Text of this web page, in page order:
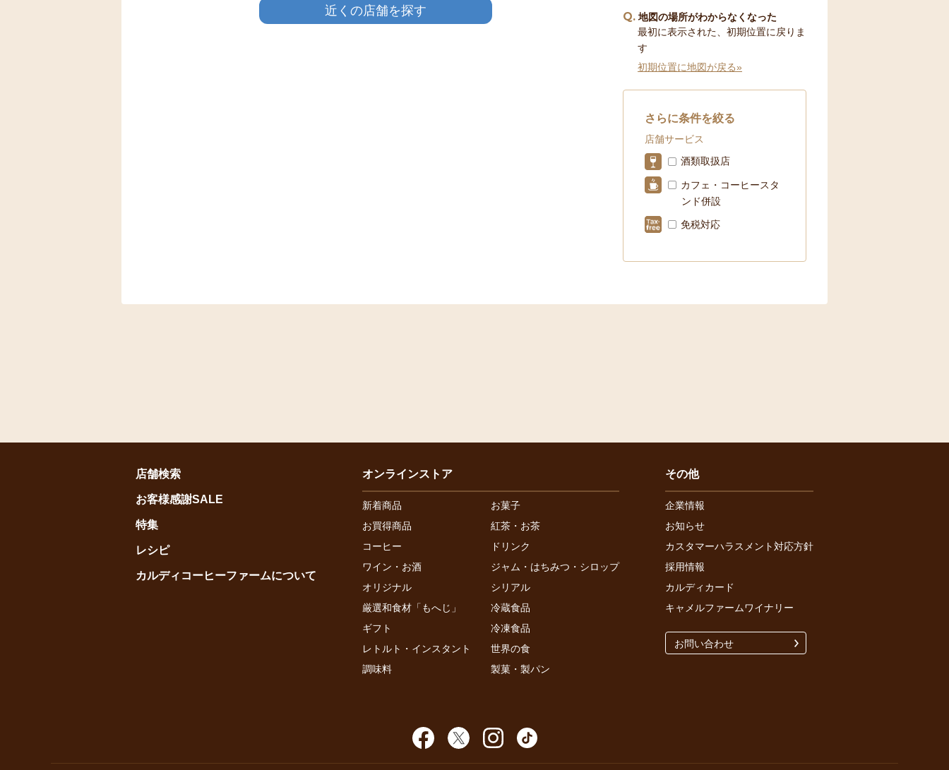
近くの店舗を探す Q 地図の場所がわからなくなった
最初に表示された、初期位置に戻りま
す
初期位置に地図が戻る»
さらに条件を絞る
店舗サービス
酒類取扱店
カフェ・コーヒースタ
ンド併設
免税対応
店舗検索
お客様感謝SALE
特集
レシピ
カルディコーヒーファームについて
オンラインストア
新着商品
お菓子
お買得商品
紅茶・お茶
コーヒー
ドリンク
ワイン・お酒
ジャム・はちみつ・シロップ
オリジナル
シリアル
厳選和食材「もへじ」
冷蔵食品
ギフト
冷凍食品
レトルト・インスタント
世界の食
調味料
製菓・製パン
その他
企業情報
お知らせ
カスタマーハラスメント対応方針
採用情報
カルディカード
キャメルファームワイナリー
お問い合わせ